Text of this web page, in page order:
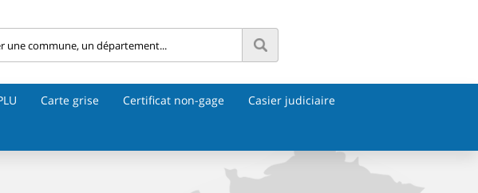
Carte grise Certificat non-gage Casier judiciaire